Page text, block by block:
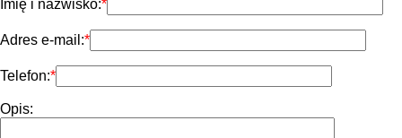
Imię i nazwisko:
Adres e-mail:
Telefon:
Opis: